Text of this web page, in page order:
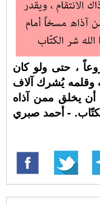
، حتى ولو كان
وقلمه يُشرك آلاف
أن يخلق ممن آذاه
- أحمد صبري